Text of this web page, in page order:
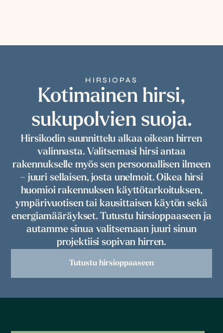
HIRSIOPAS
Kotimainen hirsi,
sukupolvien suoja.
Hirsikodin suunnittelu alkaa oikean hirren
valinnasta. Valitsemasi hirsi antaa
rakennukselle myös sen persoonallisen ilmeen
– juuri sellaisen, josta unelmoit. Oikea hirsi
huomioi rakennuksen käyttötarkoituksen,
ympärivuotisen tai kausittaisen käytön sekä
energiamääräykset. Tutustu hirsioppaaseen ja
autamme sinua valitsemaan juuri sinun
projektiisi sopivan hirren.
Tutustu hirsioppaaseen